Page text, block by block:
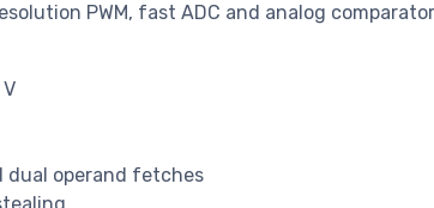
PWM, fast ADC and analog
operand fetches